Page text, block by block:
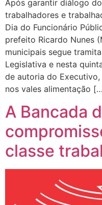
Após garantir diálogo
trabalhadores e
Dia do Funcionário
prefeito Ricardo Nunes
municipais segue
Legislativa e nesta
de autoria do
nos vales alimentação
A Bancada
classe